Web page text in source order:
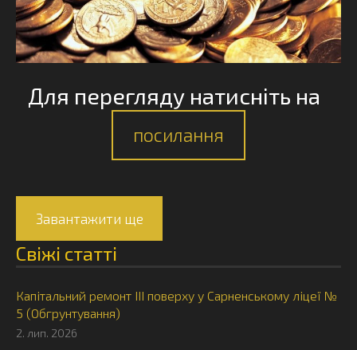
Свіжі статті
Капітальний ремонт ІІІ поверху у Сарненському ліцеї №
5 (Обгрунтування)
2. лип. 2026
Для перегляду натисніть на
посилання
Завантажити ще